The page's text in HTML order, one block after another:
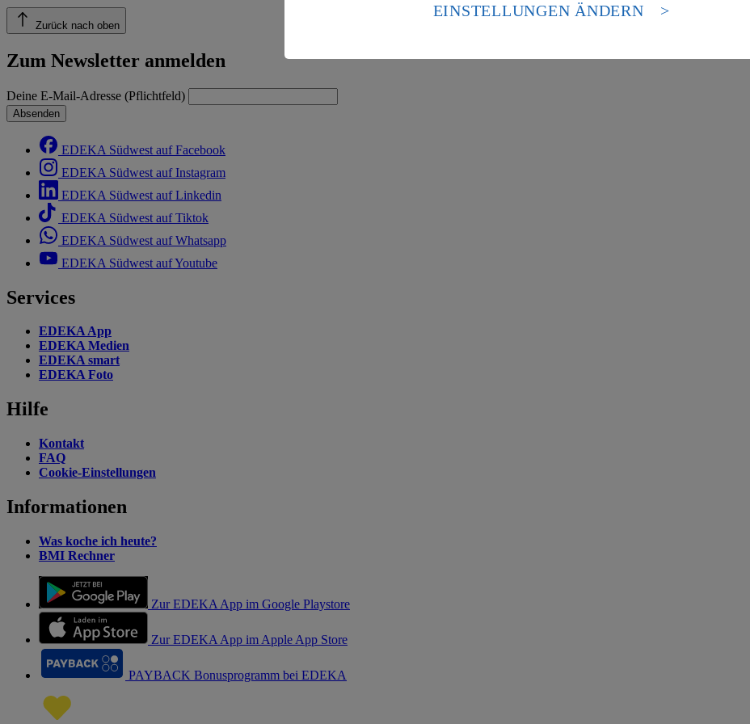
Zurück nach oben
Zum Newsletter anmelden
Deine E-Mail-Adresse (Pflichtfeld)
Absenden
EDEKA Südwest auf Facebook
EDEKA Südwest auf Instagram
EDEKA Südwest auf Linkedin
EDEKA Südwest auf Tiktok
EDEKA Südwest auf Whatsapp
EDEKA Südwest auf Youtube
Services
EDEKA App
EDEKA Medien
EDEKA smart
EDEKA Foto
Hilfe
Kontakt
FAQ
Cookie-Einstellungen
Informationen
Was koche ich heute?
BMI Rechner
Zur EDEKA App im Google Playstore
Zur EDEKA App im Apple App Store
PAYBACK Bonusprogramm bei EDEKA
Risiko eines Zugriffs durch US-amerikanische Behörden.
EINSTELLUNGEN ÄNDERN